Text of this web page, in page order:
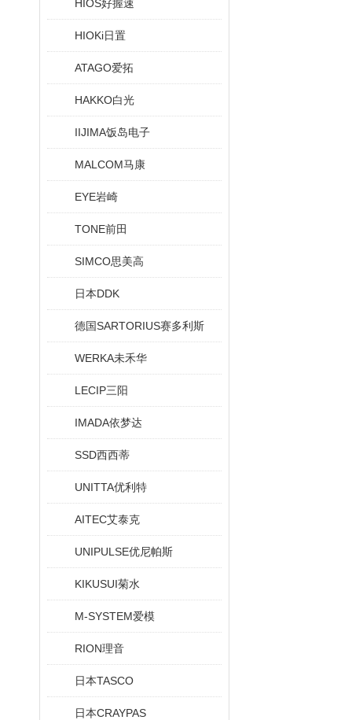
HIOS好握速
HIOKi日置
ATAGO爱拓
HAKKO白光
IIJIMA饭岛电子
MALCOM马康
EYE岩崎
TONE前田
SIMCO思美高
日本DDK
德国SARTORIUS赛多利斯
WERKA未禾华
LECIP三阳
IMADA依梦达
SSD西西蒂
UNITTA优利特
AITEC艾泰克
UNIPULSE优尼帕斯
KIKUSUI菊水
M-SYSTEM爱模
RION理音
日本TASCO
日本CRAYPAS